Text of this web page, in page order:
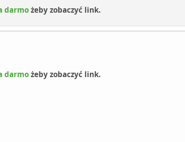
darmożeby zobaczyć link.
darmożeby zobaczyć link.